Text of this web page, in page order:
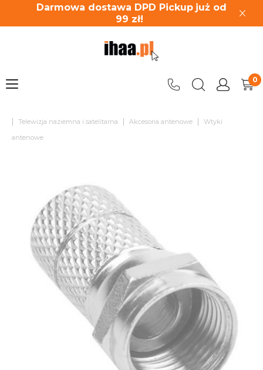
Darmowa dostawa DPD Pickup już od
99 zł!
| Telewizja naziemna i satelitarna | Akcesoria antenowe |
Wtyki
antenowe